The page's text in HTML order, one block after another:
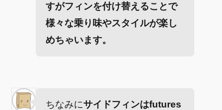
すがフィンを付け替えることで
様々な乗り味やスタイルが楽し
めちゃいます。
ちなみにサイドフィンはfutures